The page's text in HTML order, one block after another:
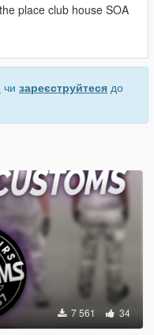
place club house SOA
чи зареєструйтеся до
7 561 34